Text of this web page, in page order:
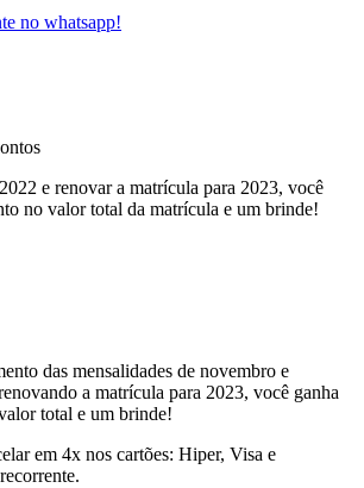
no whatsapp!
e renovar a matrícula para 2023, você
no valor total da matrícula e um brinde!
das mensalidades de novembro e
a matrícula para 2023, você ganha
total e um brinde!
em 4x nos cartões: Hiper, Visa e